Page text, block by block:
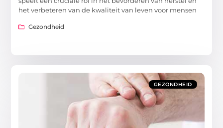
het verbeteren van de kwaliteit van leven voor mensen
Gezondheid
GEZONDHEID